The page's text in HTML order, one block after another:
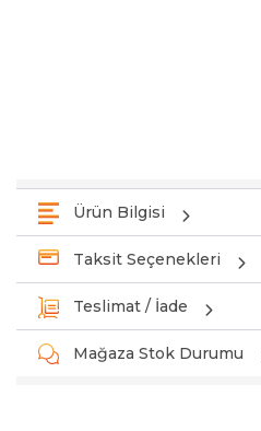
Ürün Bilgisi
Taksit Seçenekleri
Teslimat / İade
Mağaza Stok Durumu